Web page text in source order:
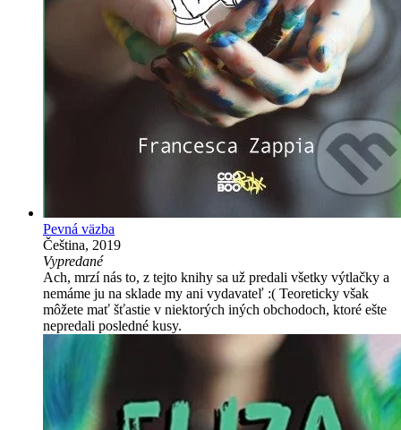
Pevná väzba
Čeština, 2019
Vypredané
Ach, mrzí nás to, z tejto knihy sa už predali všetky výtlačky a
nemáme ju na sklade my ani vydavateľ :( Teoreticky však
môžete mať šťastie v niektorých iných obchodoch, ktoré ešte
nepredali posledné kusy.